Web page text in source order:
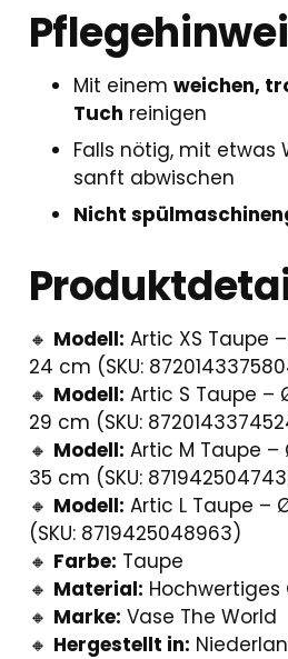
Mit einem weichen,
Tuch reinigen
Falls nötig, mit etwas
sanft abwischen
Nicht
🔸 Modell: Artic XS Taupe
24 cm (SKU:
🔸 Modell: Artic S Taupe –
29 cm (SKU:
🔸 Modell: Artic M Taupe –
35 cm (SKU:
🔸 Modell: Artic L Taupe –
(SKU: 8719425048963)
🔸 Farbe: Taupe
🔸 Material: Hochwertiges
🔸 Marke: Vase The World
🔸 Hergestellt in: